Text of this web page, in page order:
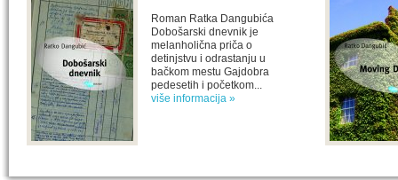
Roman Ratka Dangubića
Dobošarski dnevnik je
melanholična priča o
detinjstvu i odrastanju u
bačkom mestu Gajdobra
pedesetih i početkom...
više informacija »